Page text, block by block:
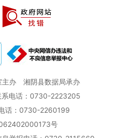
主办
湘阴县数据局承办
系电话：0730-2223205
话：0730-2260199
号